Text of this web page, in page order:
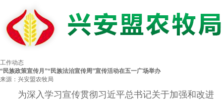
工作动态
“民族政策宣传月”“民族法治宣传周”宣传活动在五一广场举办
来源：兴安盟农牧局
为深入学习宣传贯彻习近平总书记关于加强和改进